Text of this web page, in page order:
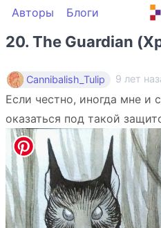
Авторы Блоги
20. The Guardian
Cannibalish_Tulip 9 лет
Если честно, иногда мне и
оказаться под такой